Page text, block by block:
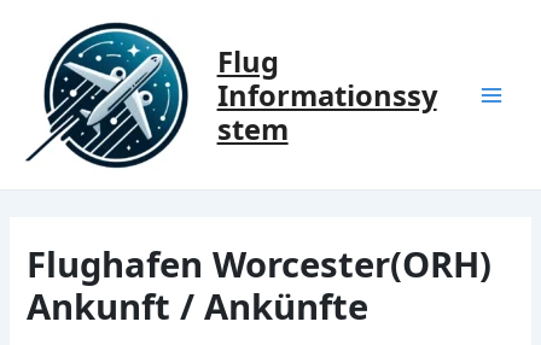
springen
Flug
Informationssy
stem
Flughafen Worcester(ORH)
Ankunft / Ankünfte